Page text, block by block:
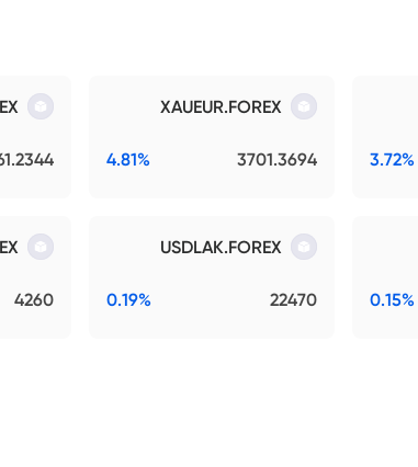
3.72%
XAUEUR.FOREX
3701.3694
4.81%
0.15%
USDLAK.FOREX
22470
0.19%
4260